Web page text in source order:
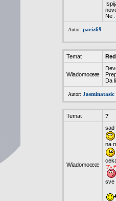
Ne
Autor: pariz69
Temat
Wiadomoœæ
Da
Autor: Jasminatasic
Temat ?
Wiadomoœæ
sad
na
sve